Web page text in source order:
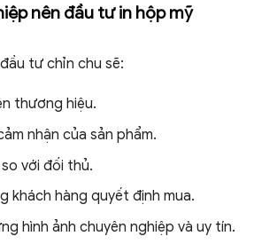
nên đầu tư in hộp mỹ
tư chỉn chu sẽ:
thương hiệu.
nhận của sản phẩm.
với đối thủ.
khách hàng quyết định mua.
hình ảnh chuyên nghiệp và uy tín.